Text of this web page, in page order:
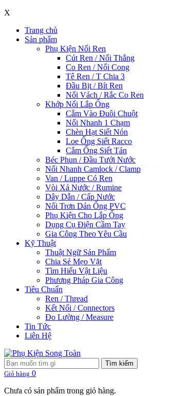
X
Trang chủ
Sản phẩm
Phụ Kiện Nối Ren
Cút Ren / Nối Thẳng
Co Ren / Nối Cong
Tê Ren / T Chia 3
Đầu Bịt / Bít Ren
Nối Vách / Rắc Co Ren
Khớp Nối Lắp Ống
Cắm Vào Đuôi Chuột
Nối Nhanh 1 Chạm
Chèn Hạt Siết Nón
Loe Ống Siết Racco
Cắm Ống Siết Tán
Béc Phun / Đầu Tưới Nước
Nối Nhanh Camlock / Clamp
Van / Luppe Có Ren
Vòi Xả Nước / Rumine
Dây Dẫn / Cấp Nước
Nối Trơn Dán Ống PVC
Phụ Kiện Cho Lắp Ống
Dụng Cụ Điện Cầm Tay
Gia Công Theo Yêu Cầu
Kỹ Thuật
Thuật Ngữ Sản Phẩm
Chia Sẻ Mẹo Vặt
Tìm Hiểu Vật Liệu
Phương Pháp Gia Công
Tiêu Chuẩn
Ren / Thread
Kết Nối / Connectors
Đo Lường / Measure
Tin Tức
Liên Hệ
Tìm kiếm
Giỏ hàng 0
Chưa có sản phẩm trong giỏ hàng.